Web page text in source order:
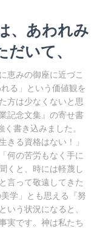
、あわれみ
いて、
恵みの御座に近づこ
る」という価値観を
方は少なくないと思
記念文集』の寄せ書
書き込みました。
きる資格はない！」
何の苦労もなく手に
くと、時には軽蔑し
言って敬遠してきた
学」とも思える『努
いう状況になると、
実です。神は私たち